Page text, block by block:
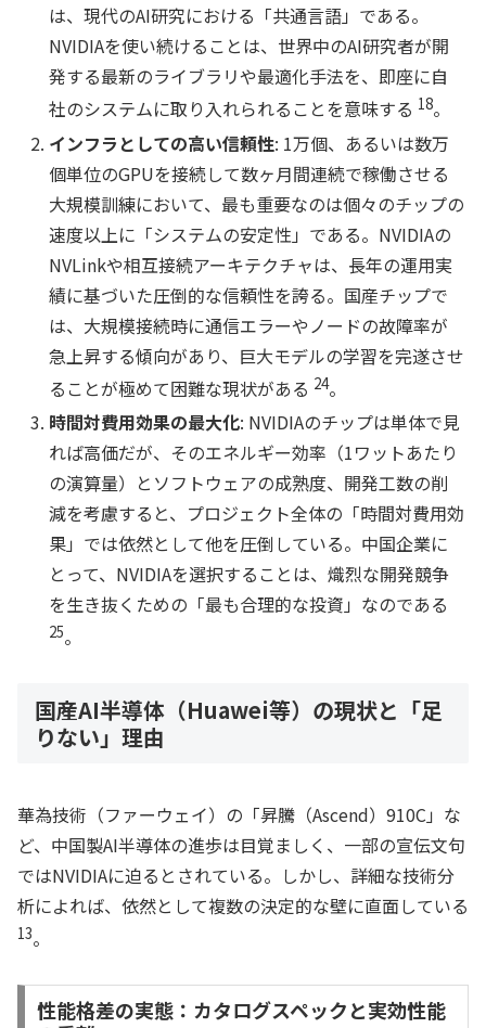
は、現代のAI研究における「共通言語」である。
NVIDIAを使い続けることは、世界中のAI研究者が開
発する最新のライブラリや最適化手法を、即座に自
社のシステムに取り入れられることを意味する 18。
インフラとしての高い信頼性: 1万個、あるいは数万
個単位のGPUを接続して数ヶ月間連続で稼働させる
大規模訓練において、最も重要なのは個々のチップの
速度以上に「システムの安定性」である。NVIDIAの
NVLinkや相互接続アーキテクチャは、長年の運用実
績に基づいた圧倒的な信頼性を誇る。国産チップで
は、大規模接続時に通信エラーやノードの故障率が
急上昇する傾向があり、巨大モデルの学習を完遂させ
ることが極めて困難な現状がある 24。
時間対費用効果の最大化: NVIDIAのチップは単体で見
れば高価だが、そのエネルギー効率（1ワットあたり
の演算量）とソフトウェアの成熟度、開発工数の削
減を考慮すると、プロジェクト全体の「時間対費用効
果」では依然として他を圧倒している。中国企業に
とって、NVIDIAを選択することは、熾烈な開発競争
を生き抜くための「最も合理的な投資」なのである
25。
国産AI半導体（Huawei等）の現状と「足
りない」理由
華為技術（ファーウェイ）の「昇騰（Ascend）910C」な
ど、中国製AI半導体の進歩は目覚ましく、一部の宣伝文句
ではNVIDIAに迫るとされている。しかし、詳細な技術分
析によれば、依然として複数の決定的な壁に直面している
13。
性能格差の実態：カタログスペックと実効性能